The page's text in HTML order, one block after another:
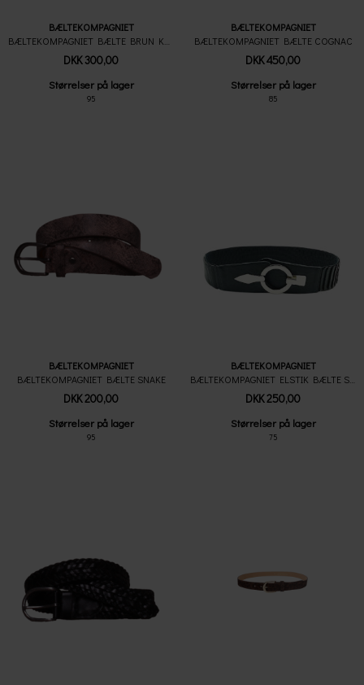
Størrelser på lager
95
BÆLTEKOMPAGNIET
DKK 300,00
Størrelser på lager
85
BÆLTEKOMPAGNIET
BÆLTEKOMPAGNIET BÆLTE COGNAC
DKK 450,00
Størrelser på lager
95
BÆLTEKOMPAGNIET
BÆLTEKOMPAGNIET BÆLTE SNAKE
DKK 200,00
Størrelser på lager
75
BÆLTEKOMPAGNIET
BÆLTEKOMPAGNIET ELSTIK BÆLTE SORT
DKK 250,00